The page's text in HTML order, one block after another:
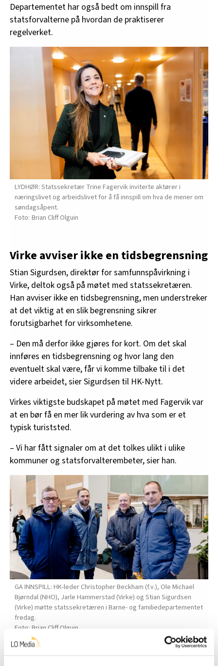
Departementet har også bedt om innspill fra
statsforvalterne på hvordan de praktiserer
regelverket.
LYDHØR: Statssekretær Trine Fagervik inviterte aktører i
næringslivet og arbeidslivet for å få innspill om hva de mener om
søndagsåpent.
Brian Cliff Olguin
Virke avviser ikke en tidsbegrensning
Stian Sigurdsen, direktør for samfunnspåvirkning i
Virke, deltok også på møtet med statssekretæren.
Han avviser ikke en tidsbegrensning, men understreker
at det viktig at en slik begrensning sikrer
forutsigbarhet for virksomhetene.
– Den må derfor ikke gjøres for kort. Om det skal
innføres en tidsbegrensning og hvor lang den
eventuelt skal være, får vi komme tilbake til i det
videre arbeidet, sier Sigurdsen til HK-Nytt.
Virkes viktigste budskapet på møtet med Fagervik var
at en bør få en mer lik vurdering av hva som er et
typisk turiststed.
– Vi har fått signaler om at det tolkes ulikt i ulike
kommuner og statsforvalterembeter, sier han.
GA INNSPILL: HK-leder Christopher Beckham (f.v.), Ole Michael
Bjørndal (NHO), Jarle Hammerstad (Virke) og Stian Sigurdsen
(Virke) møtte statssekretæren i Barne- og familiedepartementet
fredag.
Brian Cliff Olguin
Ikke gå glipp av denne:Nå stenger den siste